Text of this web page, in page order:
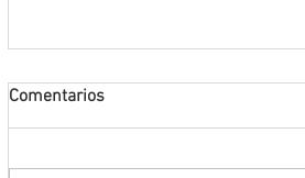
Comentarios